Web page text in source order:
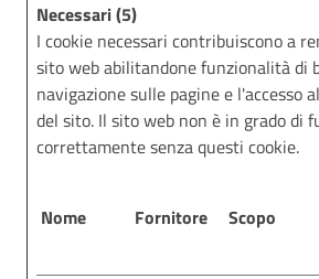
Necessari (5)
I cookie necessari contribuiscono a
sito web abilitandone funzionalità di
navigazione sulle pagine e l'accesso
del sito. Il sito web non è in grado di
correttamente senza questi cookie.
Nome Fornitore Scopo